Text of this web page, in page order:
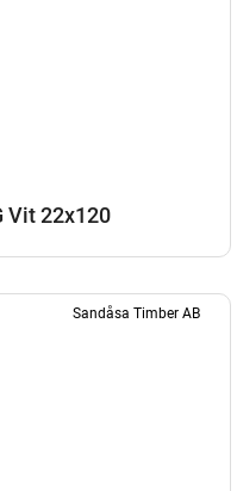
Vit 22x120
Sandåsa Timber AB